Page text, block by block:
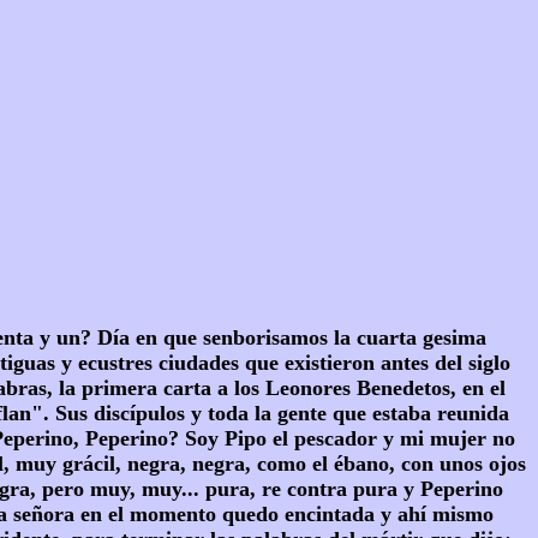
y un? Día en que senborisamos la cuarta gesima
y ecustres ciudades que existieron antes del siglo
la primera carta a los Leonores Benedetos, en el
Sus discípulos y toda la gente que estaba reunida
Peperino? Soy Pipo el pescador y mi mujer no
grácil, negra, negra, como el ébano, con unos ojos
pero muy, muy... pura, re contra pura y Peperino
en el momento quedo encintada y ahí mismo